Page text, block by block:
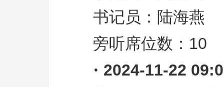
书记员：陆海燕
旁听席位数： 10
· 2024-11-22